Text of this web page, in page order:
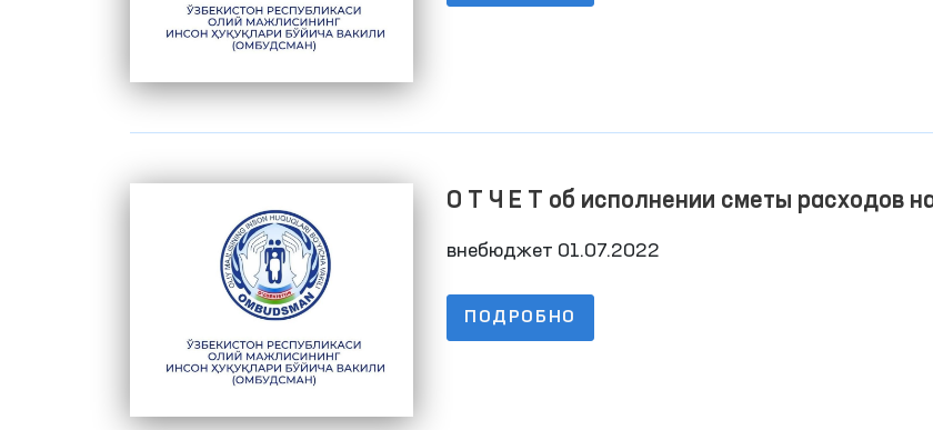
О Т Ч Е Т об исполнении сметы расходов
01.07.2022 г
внебюджет 01.07.2022
ПОДРОБНО